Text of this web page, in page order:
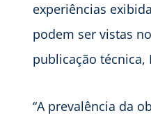
experiências
podem ser vistas no
publicação técnica,
“A prevalência da